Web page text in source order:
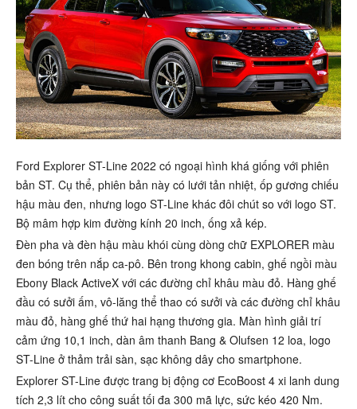
Ford Explorer ST-Line 2022 có ngoại hình khá giống với phiên
bản ST. Cụ thể, phiên bản này có lưới tản nhiệt, ốp gương chiếu
hậu màu đen, nhưng logo ST-Line khác đôi chút so với logo ST.
Bộ mâm hợp kim đường kính 20 inch, ống xả kép.
Đèn pha và đèn hậu màu khói cùng dòng chữ EXPLORER màu
đen bóng trên nắp ca-pô. Bên trong khong cabin, ghế ngồi màu
Ebony Black ActiveX với các đường chỉ khâu màu đỏ. Hàng ghế
đầu có sưởi ấm, vô-lăng thể thao có sưởi và các đường chỉ khâu
màu đỏ, hàng ghế thứ hai hạng thương gia. Màn hình giải trí
cảm ứng 10,1 inch, dàn âm thanh Bang & Olufsen 12 loa, logo
ST-Line ở thảm trải sàn, sạc không dây cho smartphone.
Explorer ST-Line được trang bị động cơ EcoBoost 4 xi lanh dung
tích 2,3 lít cho công suất tối đa 300 mã lực, sức kéo 420 Nm.